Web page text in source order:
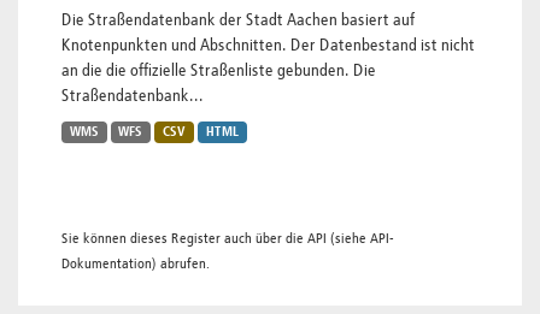
Die Straßendatenbank der Stadt Aachen basiert auf
Knotenpunkten und Abschnitten. Der Datenbestand ist nicht
an die die offizielle Straßenliste gebunden. Die
Straßendatenbank...
WMS WFS CSV HTML
Sie können dieses Register auch über die API (siehe API-
Dokumentation) abrufen.